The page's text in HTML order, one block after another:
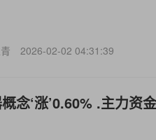
2026-02-02 04:31:39
念‘涨’0.60% .主力资